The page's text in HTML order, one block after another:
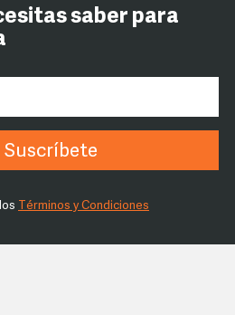
saber para
Suscríbete
Términos y Condiciones